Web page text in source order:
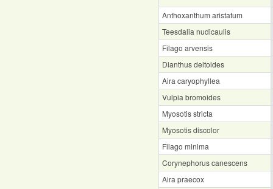
Anthoxanthum aristatum
Teesdalia nudicaulis
Filago arvensis
Dianthus deltoides
Aira caryophyllea
Vulpia bromoides
Myosotis stricta
Myosotis discolor
Filago minima
Corynephorus canescens
Aira praecox